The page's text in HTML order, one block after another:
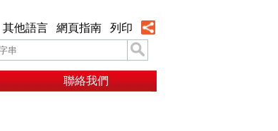
其他語言 網頁指南 列印
聯絡我們